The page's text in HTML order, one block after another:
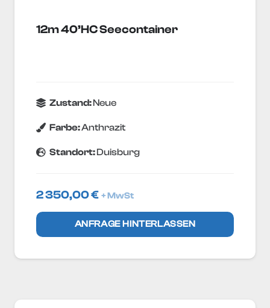
12m 40’HC Seecontainer
Zustand:Neue
Farbe:Anthrazit
Standort:Duisburg
2 350,00€ + MwSt
ANFRAGE HINTERLASSEN